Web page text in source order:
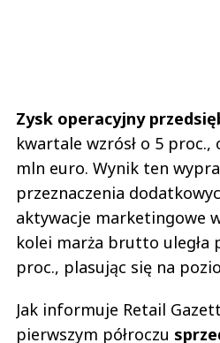
Zysk operacyjny
kwartale wzrósł o 5 proc.,
mln euro. Wynik ten
przeznaczenia
aktywacje marketingowe
kolei marża brutto uległa
proc., plasując się na
Jak informuje Retail
pierwszym półroczu